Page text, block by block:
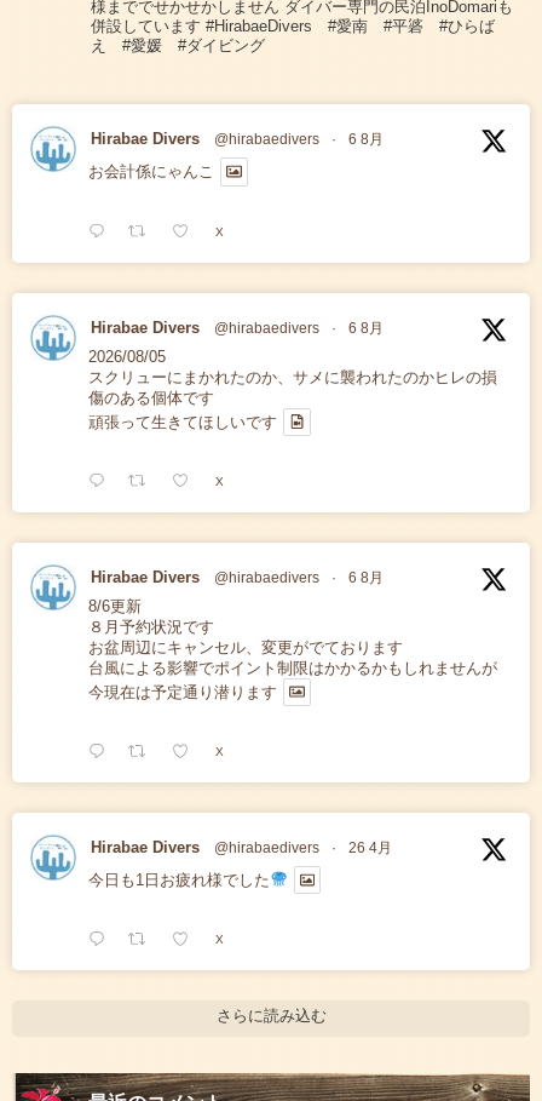
様まででせかせかしません ダイバー専門の民泊InoDomariも
併設しています #HirabaeDivers #愛南 #平碆 #ひらば
え #愛媛 #ダイビング
Hirabae Divers @hirabaedivers · 6 8月
お会計係にゃんこ
X
Hirabae Divers @hirabaedivers · 6 8月
2026/08/05
スクリューにまかれたのか、サメに襲われたのかヒレの損
傷のある個体です
頑張って生きてほしいです
X
Hirabae Divers @hirabaedivers · 6 8月
8/6更新
８月予約状況です
お盆周辺にキャンセル、変更がでております
台風による影響でポイント制限はかかるかもしれませんが
今現在は予定通り潜ります
X
Hirabae Divers @hirabaedivers · 26 4月
今日も1日お疲れ様でした
X
さらに読み込む